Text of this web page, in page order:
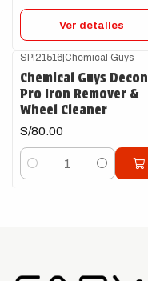
Ver detalles
SPI21516|Chemical Guys
Chemical Guys Decon
Pro Iron Remover &
Wheel Cleaner
S/80.00
Cantidad